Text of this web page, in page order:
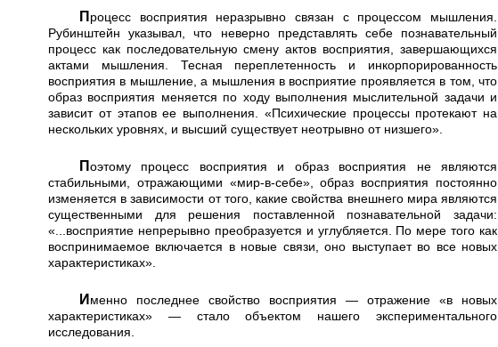
Процесс восприятия неразрывно связан с процессом мыш­ления.
Рубинштейн указывал, что неверно представлять себе познавательный
процесс как последовательную смену актов восприятия, завершающихся
актами мышления. Тесная пе­реплетенность и инкорпорированность
восприятия в мыш­ление, а мышления в восприятие проявляется в том, что
образ восприятия меняется по ходу выполнения мыслитель­ной задачи и
зависит от этапов ее выполнения. «Психичес­кие процессы протекают на
нескольких уровнях, и высший существует неотрывно от низшего».
Поэтому процесс восприятия и образ восприятия не яв­ляются
стабильными, отражающими «мир-в-себе», образ вос­приятия постоянно
изменяется в зависимости от того, какие свойства внешнего мира являются
существенными для ре­шения поставленной познавательной задачи:
«...восприятие непрерывно преобразуется и углубляется. По мере того как
воспринимаемое включается в новые связи, оно выступает во все новых
характеристиках».
Именно последнее свойство восприятия — отражение «в новых
характеристиках» — стало объектом нашего экспери­ментального
исследования.